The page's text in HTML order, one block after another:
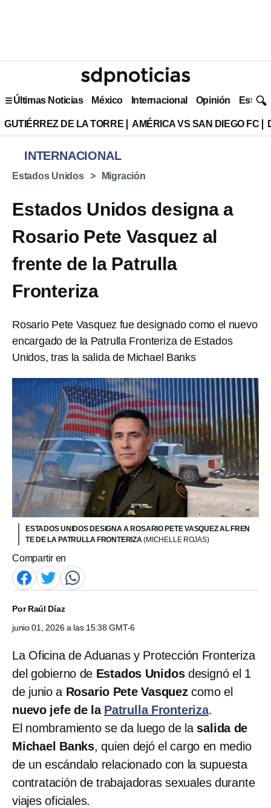
Últimas Noticias México Internacional Opinión Estilo
GUTIÉRREZ DE LA TORRE AMÉRICA VS SAN DIEGO FC
INTERNACIONAL
Estados Unidos Migración
Estados Unidos designa a
Rosario Pete Vasquez al
frente de la Patrulla
Fronteriza
Rosario Pete Vasquez fue designado como el nuevo
encargado de la Patrulla Fronteriza de Estados
Unidos, tras la salida de Michael Banks
ESTADOS UNIDOS DESIGNA A ROSARIO PETE VASQUEZ AL FREN
TE DE LA PATRULLA FRONTERIZA(MICHELLE ROJAS)
Compartir en
PorRaúl Díaz
junio 01, 2026 a las 15:38 GMT-6
La Oficina de Aduanas y Protección Fronteriza
del gobierno de Estados Unidosdesignó el 1
de junio a Rosario Pete Vasquezcomo el
nuevo jefe de la Patrulla Fronteriza.
El nombramiento se da luego de la salida de
Michael Banks, quien dejó el cargo en medio
de un escándalo relacionado con la supuesta
contratación de trabajadoras sexuales durante
viajes oficiales.